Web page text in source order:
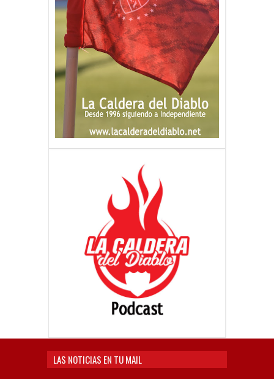
LAS NOTICIAS EN TU MAIL